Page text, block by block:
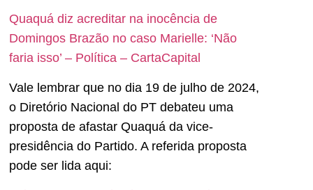
Quaquá diz acreditar na inocência de
Domingos Brazão no caso Marielle: ‘Não
faria isso’ – Política – CartaCapital
Vale lembrar que no dia 19 de julho de 2024,
o Diretório Nacional do PT debateu uma
proposta de afastar Quaquá da vice-
presidência do Partido. A referida proposta
pode ser lida aqui: